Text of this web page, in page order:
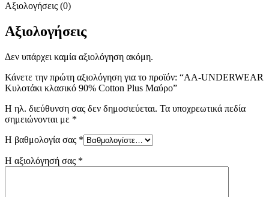
Αξιολογήσεις (0)
Αξιολογήσεις
Δεν υπάρχει καμία αξιολόγηση ακόμη.
Κάνετε την πρώτη αξιολόγηση για το προϊόν: “AA-UNDERWEAR
Κυλοτάκι κλασικό 90% Cotton Plus Μαύρο”
Η ηλ. διεύθυνση σας δεν δημοσιεύεται. Τα υποχρεωτικά πεδία
σημειώνονται με *
Η βαθμολογία σας *
Η αξιολόγησή σας *